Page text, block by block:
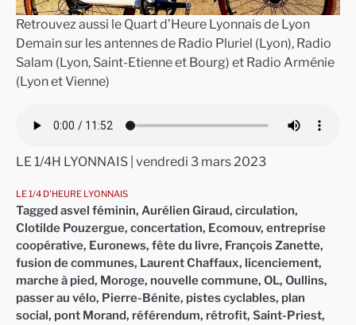
Retrouvez aussi le Quart d’Heure Lyonnais de Lyon
Demain sur les antennes de Radio Pluriel (Lyon), Radio
Salam (Lyon, Saint-Etienne et Bourg) et Radio Arménie
(Lyon et Vienne)
LE 1/4H LYONNAIS | vendredi 3 mars 2023
LE 1/4 D'HEURE LYONNAIS
Tagged asvel féminin, Aurélien Giraud, circulation,
Clotilde Pouzergue, concertation, Ecomouv, entreprise
coopérative, Euronews, fête du livre, François Zanette,
fusion de communes, Laurent Chaffaux, licenciement,
marche à pied, Moroge, nouvelle commune, OL, Oullins,
passer au vélo, Pierre-Bénite, pistes cyclables, plan
social , pont Morand, référendum, rétrofit, Saint-Priest,